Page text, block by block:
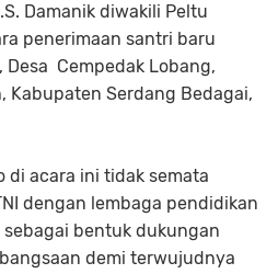
Damanik diwakili Peltu
penerimaan santri baru
Desa Cempedak Lobang,
Kabupaten Serdang Bedagai,
di acara ini tidak semata
dengan lembaga pendidikan
bentuk dukungan
demi terwujudnya